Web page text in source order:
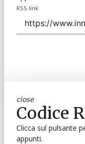
RSS link
close
Codice
Clicca sul pulsante
appunti.